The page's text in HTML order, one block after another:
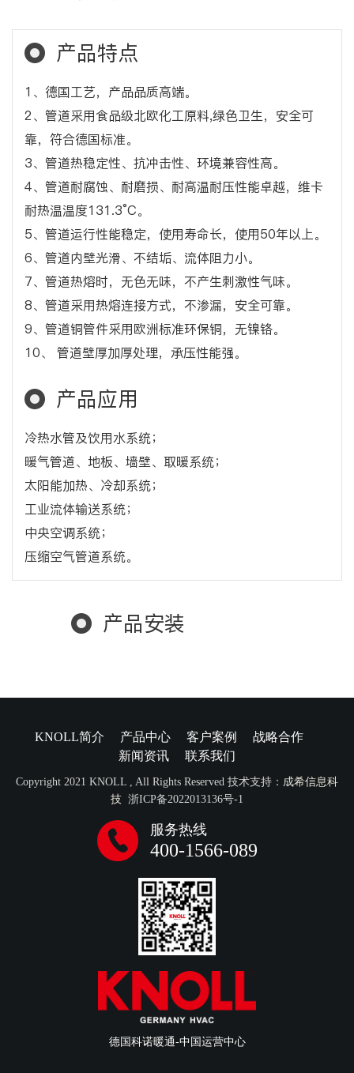
产品特点
1、德国工艺，产品品质高端。
2、管道采用食品级北欧化工原料,绿色卫生，安全可
靠，符合德国标准。
3、管道热稳定性、抗冲击性、环境兼容性高。
4、管道耐腐蚀、耐磨损、耐高温耐压性能卓越，维卡
耐热温温度131.3°C。
5、管道运行性能稳定，使用寿命长，使用50年以上。
6、管道内壁光滑、不结垢、流体阻力小。
7、管道热熔时，无色无味，不产生刺激性气味。
8、管道采用热熔连接方式，不渗漏，安全可靠。
9、管道铜管件采用欧洲标准环保铜，无镍铬。
10、 管道壁厚加厚处理，承压性能强。
产品应用
冷热水管及饮用水系统；
暖气管道、地板、墙壁、取暖系统；
太阳能加热、冷却系统；
工业流体输送系统；
中央空调系统；
压缩空气管道系统。
产品安装
KNOLL简介 产品中心 客户案例
战略合作
新闻资讯
联系我们
Copyright 2021 KNOLL , All Rights Reserved 技术支持： 成希信息科
技 浙ICP备2022013136号-1
服务热线
400-1566-089
德国科诺暖通-中国运营中心